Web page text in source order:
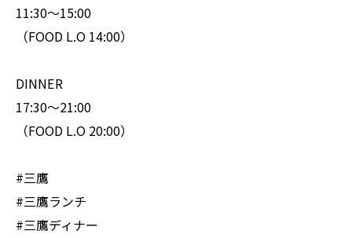
11:30〜15:00
（FOOD L.O 14:00）
DINNER
17:30〜21:00
（FOOD L.O 20:00）
#三鷹
#三鷹ランチ
#三鷹ディナー